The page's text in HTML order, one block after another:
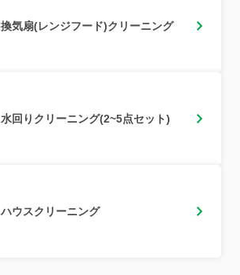
換気扇(レンジフード)クリーニング
水回りクリーニング(2~5点セット)
ハウスクリーニング